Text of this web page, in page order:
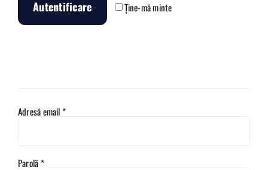
Ține-mă minte
Autentificare
Adresă email*Obligatoriu
Parolă*Obligatoriu